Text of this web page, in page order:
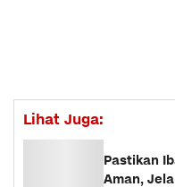
Lihat Juga:
Pastikan
Aman,